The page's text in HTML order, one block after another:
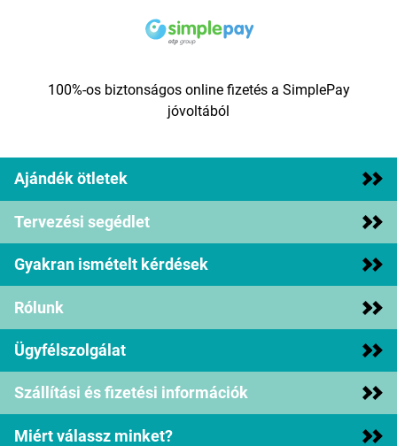
100%-os biztonságos online fizetés a SimplePay
jóvoltából
Ajándék ötletek
Tervezési segédlet
Gyakran ismételt kérdések
Rólunk
Ügyfélszolgálat
Szállítási és fizetési információk
Miért válassz minket?